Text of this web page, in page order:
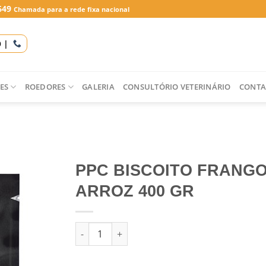
Chamada para a rede fixa nacional
|
ROEDORES GALERIA CONSULTÓRIO VETERINÁRIO
PPC BISCOITO
ARROZ 400 GR
Quantidade de PPC BISCOITO FRANGO +